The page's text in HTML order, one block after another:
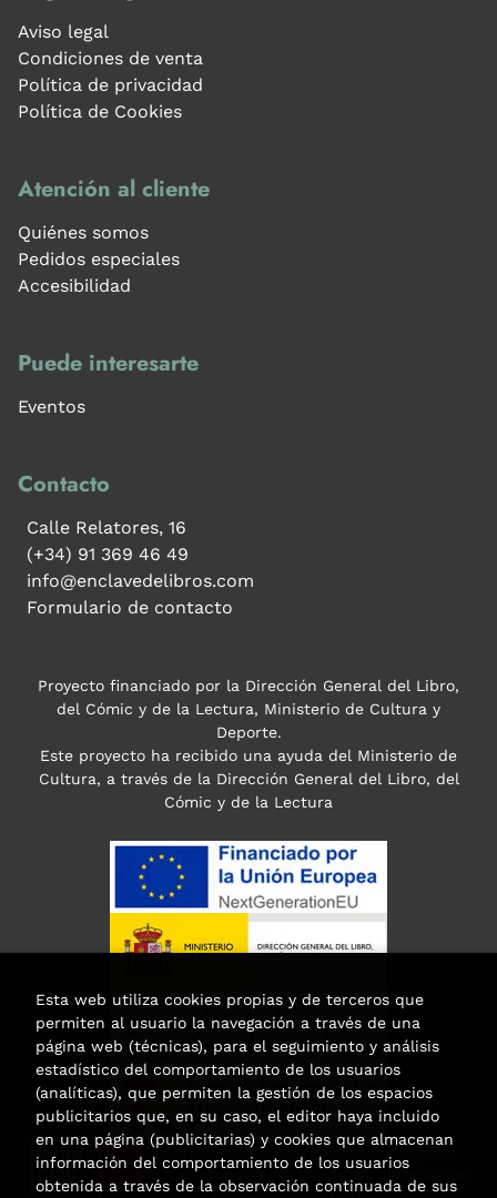
Aviso legal
Condiciones de venta
Política de privacidad
Política de Cookies
Atención al cliente
Quiénes somos
Pedidos especiales
Accesibilidad
Puede interesarte
Eventos
Contacto
Calle Relatores, 16
(+34) 91 369 46 49
info@enclavedelibros.com
Formulario de contacto
Proyecto financiado por la Dirección General del Libro,
del Cómic y de la Lectura, Ministerio de Cultura y
Deporte.
Este proyecto ha recibido una ayuda del Ministerio de
Cultura, a través de la Dirección General del Libro, del
Cómic y de la Lectura
Esta actividad ha recibido una ayuda
para la modernización de las librerías de
Esta web utiliza cookies propias y de terceros que
permiten al usuario la navegación a través de una
página web (técnicas), para el seguimiento y análisis
estadístico del comportamiento de los usuarios
(analíticas), que permiten la gestión de los espacios
publicitarios que, en su caso, el editor haya incluido
en una página (publicitarias) y cookies que almacenan
información del comportamiento de los usuarios
obtenida a través de la observación continuada de sus